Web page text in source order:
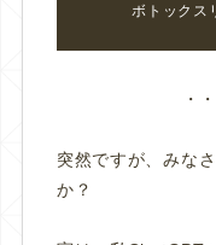
ボトックス
・
突然ですが、みな
か？